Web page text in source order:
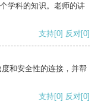
学科的知识。老师的讲
支持[0] 反对[0]
和安全性的连接，并帮
支持[0] 反对[0]